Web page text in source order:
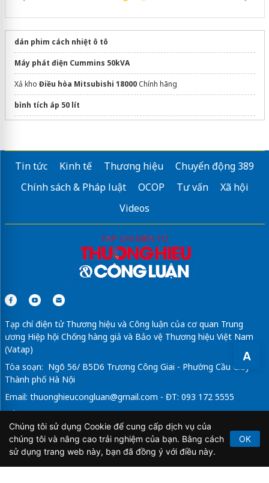
A
dán phim cách nhiệt ô tô
Máy phát điện Cummins 50kVA
Xả kho Điều hòa Mitsubishi 18000Chính hãng
bình tích áp 50 lít
Tin tức Kinh tế Thương hiệu
Chuyển động 389
Chính sách & Pháp luật
OCOP Tư vấn
Xã hội
Videos
Tạp chí điện tử Thương hiệu và Công luận của cơ quan Trung
ương Hiệp hội Chống hàng giả và Bảo vệ Thương hiệu Việt Nam
(Vatap)
Tòa soạn: Ngõ 56/ B5D6 Trương Công Giai - Phường Cầu Giấy -
Thành phố Hà Nội
Email: thuonghieucongluan@gmail.com - ĐT: 093 172 5555
Tổng Biên Tập: Vũ Đức Thuận
Giấy phép hoạt động báo chí điện tử số 64/GP-BTTTT do Bộ
Thông tin và Truyền thông cấp ngày 21/2/2020.
Chúng tôi sử dụng Cookie để cung cấp dịch vụ của
chúng tôi và nâng cao trải nghiệm của bạn. Bằng cách
sử dụng trang web này, bạn đã đồng ý với điều này.
OK